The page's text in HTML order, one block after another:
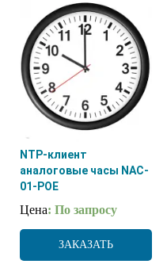
NTP-клиент
аналоговые часы NAC-
01-POE
Цена: По запросу
ЗАКАЗАТЬ